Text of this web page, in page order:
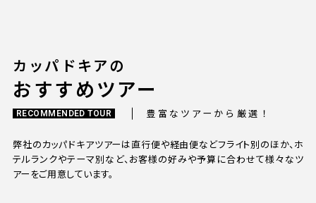
カッパドキアの
おすすめツアー
RECOMMENDED TOUR 豊富なツアーから厳選！
弊社のカッパドキアツアーは直行便や経由便などフライト別のほか、ホ
テルランクやテーマ別など、お客様の好みや予算に合わせて様々なツ
アーをご用意しています。